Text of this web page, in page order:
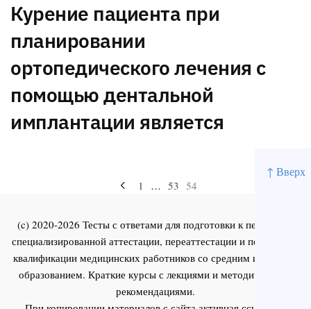
↑ Вверх
Курение пациента при
планировании
ортопедического лечения с
помощью дентальной
имплантации является
1 … 53 54
(c) 2020-2026 Тесты с ответами для подготовки к первичной
специализированной аттестации, переаттестации и повышения
квалификации медицинских работников со средним и высшим
образованием. Краткие курсы с лекциями и методическими
рекомендациями.